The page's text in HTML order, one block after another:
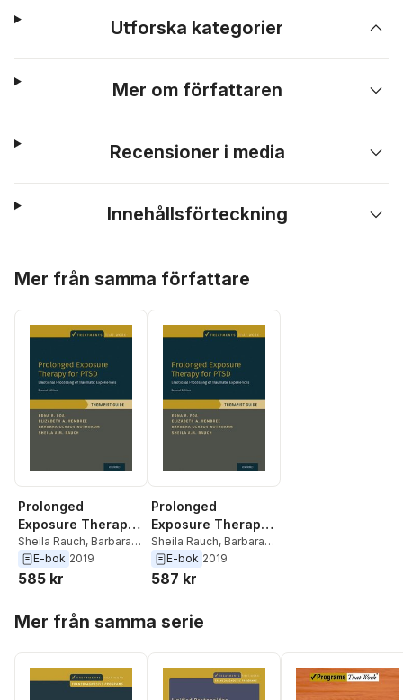
Utforska kategorier
Mer om författaren
Recensioner i media
Innehållsförteckning
Mer från samma författare
Prolonged
Exposure Therapy
for PTSD
Sheila Rauch, Barbara
Olasov Rothbaum
Elizabeth A. Hembree
E-bok 2019
585 kr
Prolonged
Exposure Therapy
for PTSD
Sheila Rauch, Barbara
Olasov Rothbaum
Elizabeth A. Hembree
E-bok 2019
587 kr
Mer från samma serie